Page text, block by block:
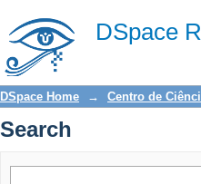
DSpace
Search
DSpace Home → Centro de
Search